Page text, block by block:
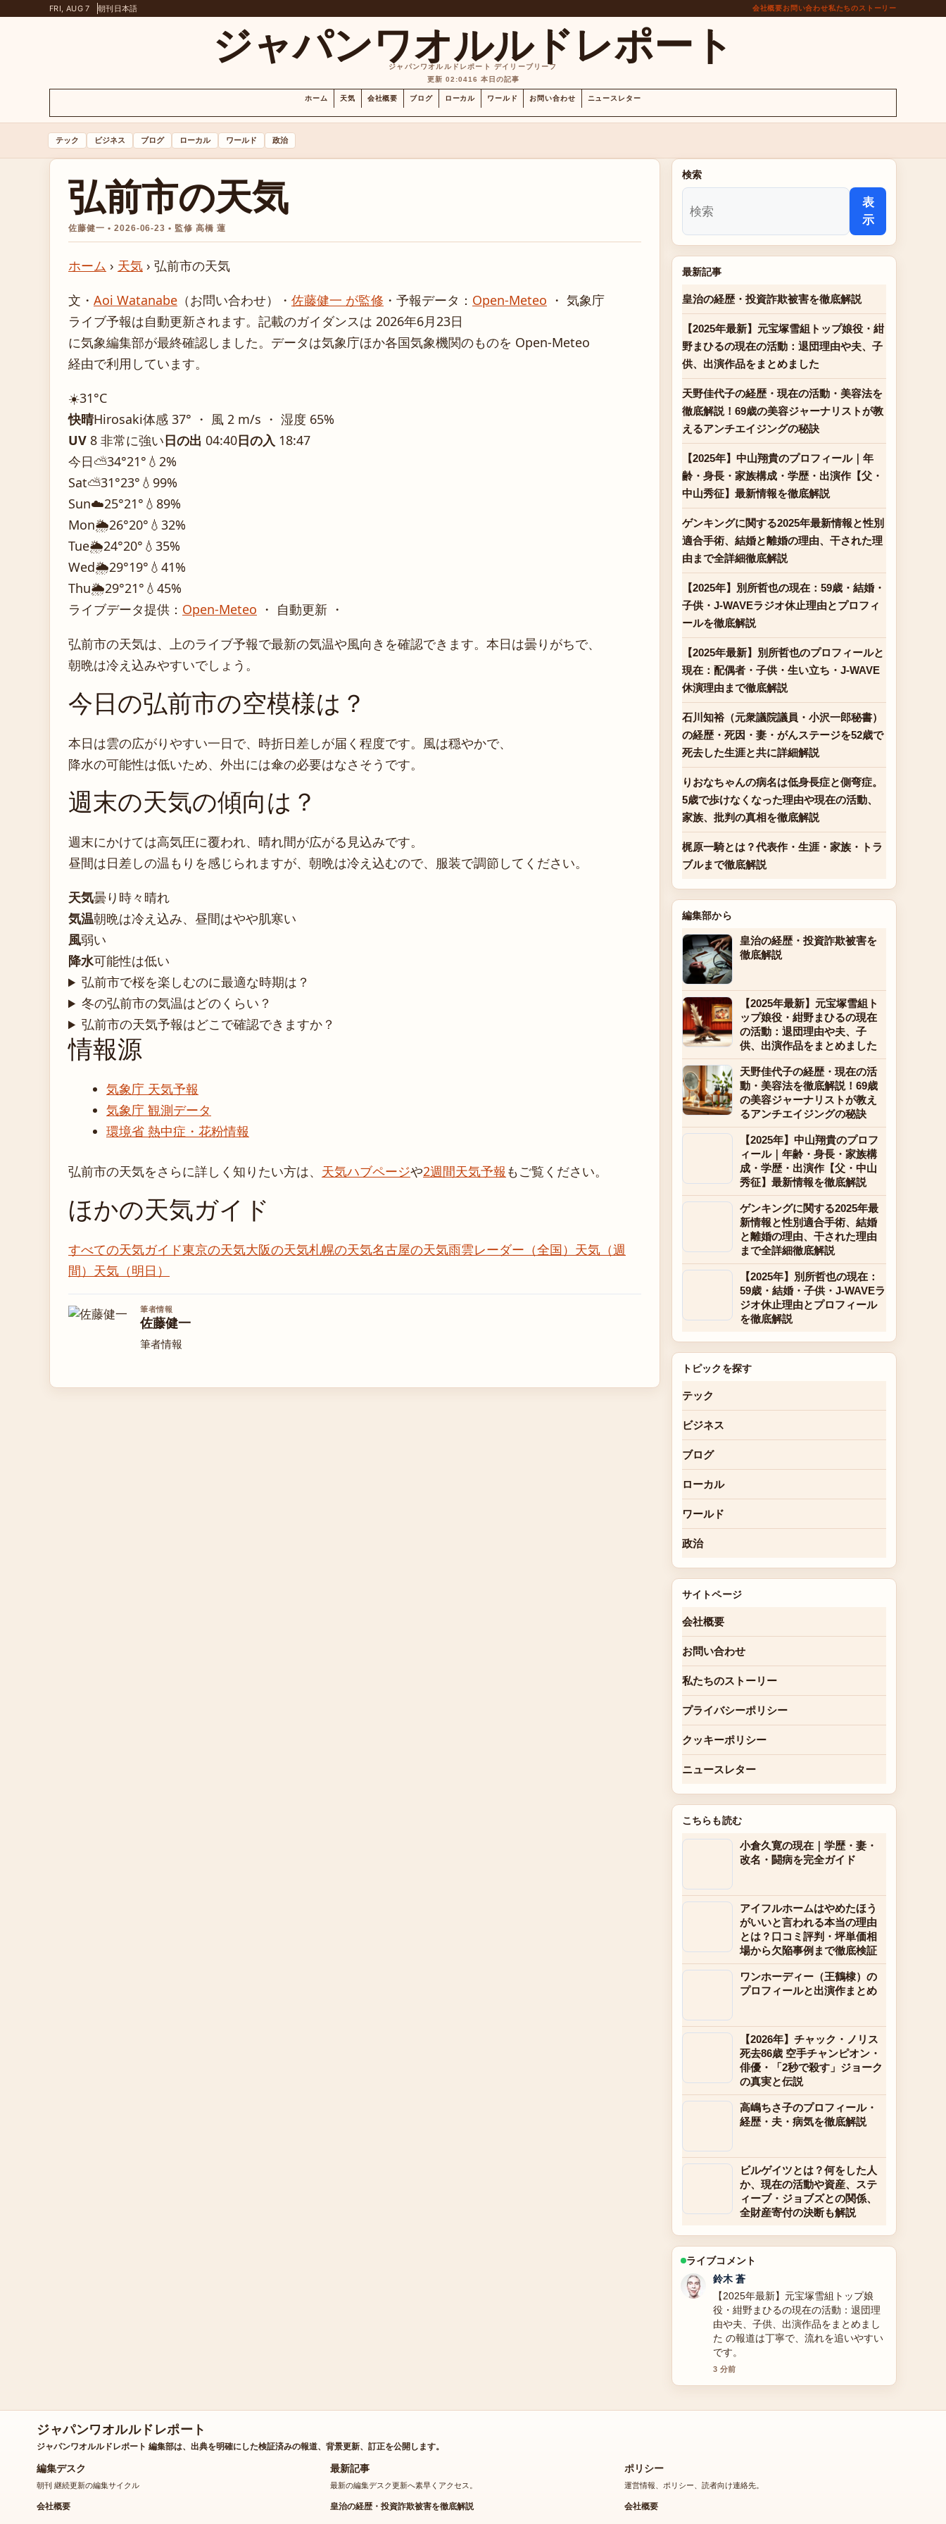
FRI, AUG 7 朝刊 日本語 会社概要お問い合わせ私たちのストーリー
ジャパンワオルルドレポート
ジャパンワオルルドレポート デイリーブリーフ
更新 02:0416 本日の記事
ホーム 天気 会社概要 ブログ ローカル ワールド お問い合わせ ニュースレター
テック ビジネス ブログ ローカル ワールド 政治
弘前市の天気
佐藤健一 • 2026-06-23 • 監修 高橋 蓮
ホーム › 天気 › 弘前市の天気
文・ Aoi Watanabe （お問い合わせ） ・ 佐藤健一 が監修 ・ 予報データ： Open-Meteo ・ 気象庁
ライブ予報は自動更新されます。記載のガイダンスは 2026年6月23日
に気象編集部が最終確認しました。データは気象庁ほか各国気象機関のものを Open-Meteo
経由で利用しています。
☀️31°C
快晴Hirosaki体感 37° ・ 風 2 m/s ・ 湿度 65%
UV 8 非常に強い日の出 04:40日の入 18:47
今日⛅34°21° 💧2%
Sat⛅31°23° 💧99%
Sun☁️25°21° 💧89%
Mon🌦️26°20° 💧32%
Tue🌦️24°20° 💧35%
Wed🌦️29°19° 💧41%
Thu🌦️29°21° 💧45%
ライブデータ提供： Open-Meteo ・ 自動更新 ・
弘前市の天気は、上のライブ予報で最新の気温や風向きを確認できます。本日は曇りがちで、
朝晩は冷え込みやすいでしょう。
今日の弘前市の空模様は？
本日は雲の広がりやすい一日で、時折日差しが届く程度です。風は穏やかで、
降水の可能性は低いため、外出には傘の必要はなさそうです。
週末の天気の傾向は？
週末にかけては高気圧に覆われ、晴れ間が広がる見込みです。
昼間は日差しの温もりを感じられますが、朝晩は冷え込むので、服装で調節してください。
天気曇り時々晴れ
気温朝晩は冷え込み、昼間はやや肌寒い
風弱い
降水可能性は低い
弘前市で桜を楽しむのに最適な時期は？
冬の弘前市の気温はどのくらい？
弘前市の天気予報はどこで確認できますか？
情報源
気象庁 天気予報
気象庁 観測データ
環境省 熱中症・花粉情報
弘前市の天気をさらに詳しく知りたい方は、 天気ハブページや2週間天気予報 もご覧ください。
ほかの天気ガイド
すべての天気ガイド東京の天気大阪の天気札幌の天気名古屋の天気雨雲レーダー（全国） 天気（週
間） 天気（明日）
筆者情報
佐藤健一
筆者情報
検索
表
示
最新記事
皇治の経歴・投資詐欺被害を徹底解説
【2025年最新】元宝塚雪組トップ娘役・紺
野まひるの現在の活動：退団理由や夫、子
供、出演作品をまとめました
天野佳代子の経歴・現在の活動・美容法を
徹底解説！69歳の美容ジャーナリストが教
えるアンチエイジングの秘訣
【2025年】中山翔貴のプロフィール｜年
齢・身長・家族構成・学歴・出演作【父・
中山秀征】最新情報を徹底解説
ゲンキングに関する2025年最新情報と性別
適合手術、結婚と離婚の理由、干された理
由まで全詳細徹底解説
【2025年】別所哲也の現在：59歳・結婚・
子供・J-WAVEラジオ休止理由とプロフィ
ールを徹底解説
【2025年最新】別所哲也のプロフィールと
現在：配偶者・子供・生い立ち・J-WAVE
休演理由まで徹底解説
石川知裕（元衆議院議員・小沢一郎秘書）
の経歴・死因・妻・がんステージを52歳で
死去した生涯と共に詳細解説
りおなちゃんの病名は低身長症と側弯症。
5歳で歩けなくなった理由や現在の活動、
家族、批判の真相を徹底解説
梶原一騎とは？代表作・生涯・家族・トラ
ブルまで徹底解説
編集部から
皇治の経歴・投資詐欺被害を
徹底解説
【2025年最新】元宝塚雪組ト
ップ娘役・紺野まひるの現在
の活動：退団理由や夫、子
供、出演作品をまとめました
天野佳代子の経歴・現在の活
動・美容法を徹底解説！69歳
の美容ジャーナリストが教え
るアンチエイジングの秘訣
【2025年】中山翔貴のプロフ
ィール｜年齢・身長・家族構
成・学歴・出演作【父・中山
秀征】最新情報を徹底解説
ゲンキングに関する2025年最
新情報と性別適合手術、結婚
と離婚の理由、干された理由
まで全詳細徹底解説
【2025年】別所哲也の現在：
59歳・結婚・子供・J-WAVEラ
ジオ休止理由とプロフィール
を徹底解説
トピックを探す
テック
ビジネス
ブログ
ローカル
ワールド
政治
サイトページ
会社概要
お問い合わせ
私たちのストーリー
プライバシーポリシー
クッキーポリシー
ニュースレター
こちらも読む
小倉久寛の現在｜学歴・妻・
改名・闘病を完全ガイド
アイフルホームはやめたほう
がいいと言われる本当の理由
とは？口コミ評判・坪単価相
場から欠陥事例まで徹底検証
ワンホーディー（王鶴棣）の
プロフィールと出演作まとめ
【2026年】チャック・ノリス
死去86歳 空手チャンピオン・
俳優・「2秒で殺す」ジョーク
の真実と伝説
高嶋ちさ子のプロフィール・
経歴・夫・病気を徹底解説
ビルゲイツとは？何をした人
か、現在の活動や資産、ステ
ィーブ・ジョブズとの関係、
全財産寄付の決断も解説
ライブコメント
渡辺 結衣
天野佳代子の経歴・現在の活動・美容
法を徹底解説！69歳の美容ジャーナリ
ストが教えるアンチエイジングの秘訣
周辺の検証がしっかりしていて安心感
があります。
5 分前
ジャパンワオルルドレポート
ジャパンワオルルドレポート 編集部は、出典を明確にした検証済みの報道、背景更新、訂正を公開します。
編集デスク
朝刊 継続更新の編集サイクル
会社概要
最新記事
最新の編集デスク更新へ素早くアクセス。
皇治の経歴・投資詐欺被害を徹底解説
ポリシー
運営情報、ポリシー、読者向け連絡先。
会社概要